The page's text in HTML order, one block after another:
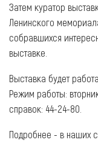
Затем куратор
Ленинского
собравшихся
выставке.
Выставка будет
Режим работы:
справок: 44-24-80.
Подробнее - в наших